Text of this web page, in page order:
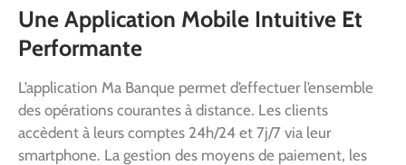
Une Application Mobile Intuitive Et
Performante
L’application Ma Banque permet d’effectuer l’ensemble
des opérations courantes à distance. Les clients
accèdent à leurs comptes 24h/24 et 7j/7 via leur
smartphone. La gestion des moyens de paiement, les